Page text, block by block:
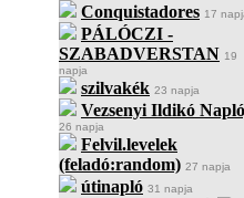
Conquistadores 17
PÁLÓCZI -
SZABADVERSTAN 19
napja
szilvakék 23 napja
Vezsenyi Ildikó
26 napja
Felvil.levelek
(feladó:random) 27 napja
útinapló 31 napja